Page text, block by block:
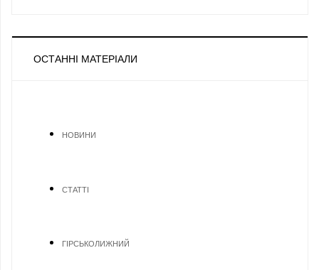
ОСТАННІ МАТЕРІАЛИ
НОВИНИ
СТАТТІ
ГІРСЬКОЛИЖНИЙ